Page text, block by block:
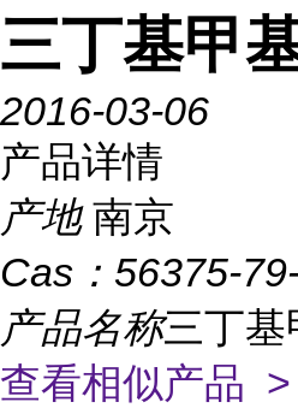
三丁基甲
2016-03-06
产品详情
产地 南京
Cas： 56375-
产品名称三丁基
查看相似产品 >